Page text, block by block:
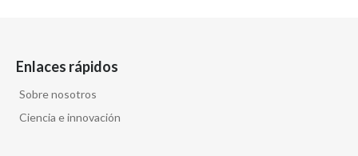
Enlaces rápidos
Sobre nosotros
Ciencia e innovación